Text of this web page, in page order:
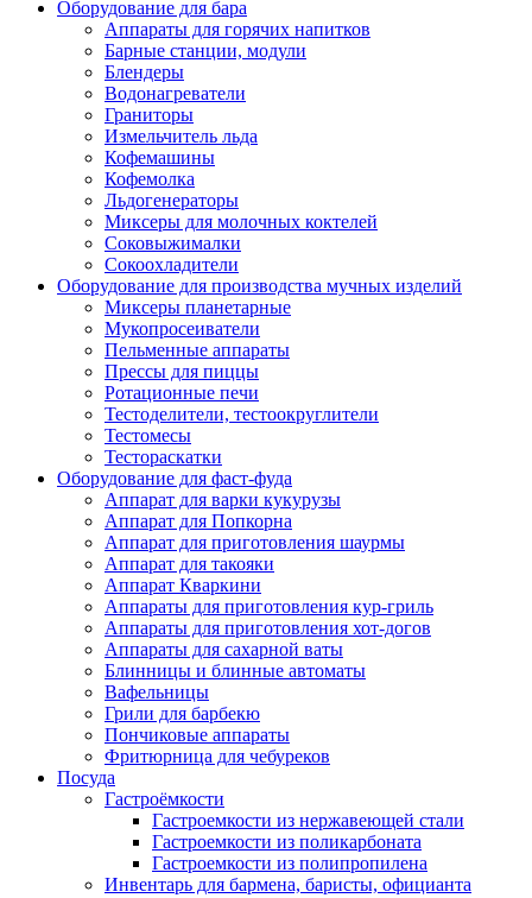
Оборудование для бара
Аппараты для горячих напитков
Барные станции, модули
Блендеры
Водонагреватели
Граниторы
Измельчитель льда
Кофемашины
Кофемолка
Льдогенераторы
Миксеры для молочных коктелей
Соковыжималки
Сокоохладители
Оборудование для производства мучных изделий
Миксеры планетарные
Мукопросеиватели
Пельменные аппараты
Прессы для пиццы
Ротационные печи
Тестоделители, тестоокруглители
Тестомесы
Тестораскатки
Оборудование для фаст-фуда
Аппарат для варки кукурузы
Аппарат для Попкорна
Аппарат для приготовления шаурмы
Аппарат для такояки
Аппарат Кваркини
Аппараты для приготовления кур-гриль
Аппараты для приготовления хот-догов
Аппараты для сахарной ваты
Блинницы и блинные автоматы
Вафельницы
Грили для барбекю
Пончиковые аппараты
Фритюрница для чебуреков
Посуда
Гастроёмкости
Гастроемкости из нержавеющей стали
Гастроемкости из поликарбоната
Гастроемкости из полипропилена
Инвентарь для бармена, баристы, официанта